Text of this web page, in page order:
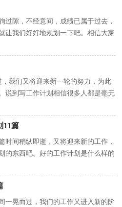
过隙，不经意间，成绩已属于过去，
让我们好好地规划一下吧。相信大家
下是小编为大家整理的销...
我们又将迎来新一轮的努力，为此
说到写工作计划相信很多人都是毫无
是小编帮大家整理的...
11篇
时间稍纵即逝，又将迎来新的工作，
的东西吧。好的工作计划是什么样的
三班主任工作计划，希望...
一晃而过，我们的工作又进入新的阶